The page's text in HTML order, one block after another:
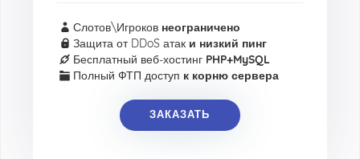
Слотов\Игроков неограничено
Защита от DDoS атак и низкий пинг
Бесплатный веб-хостинг PHP+MySQL
Полный ФТП доступ к корню сервера
ЗАКАЗАТЬ